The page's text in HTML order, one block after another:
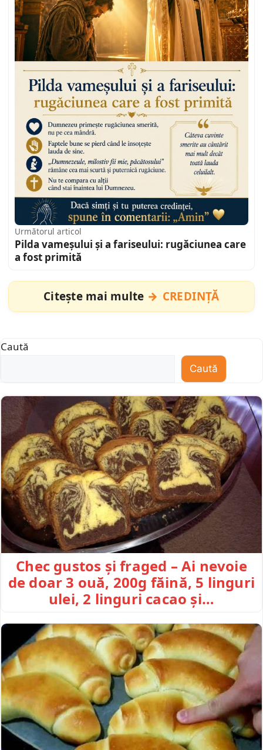
Următorul articol
Pilda vameșului și a fariseului: rugăciunea care
a fost primită
Citește mai multe CREDINȚĂ
Caută
Caută
Chec gustos și fraged – Ai nevoie
de doar 3 ouă, 200g făină, 5 linguri
ulei, 2 linguri cacao și…